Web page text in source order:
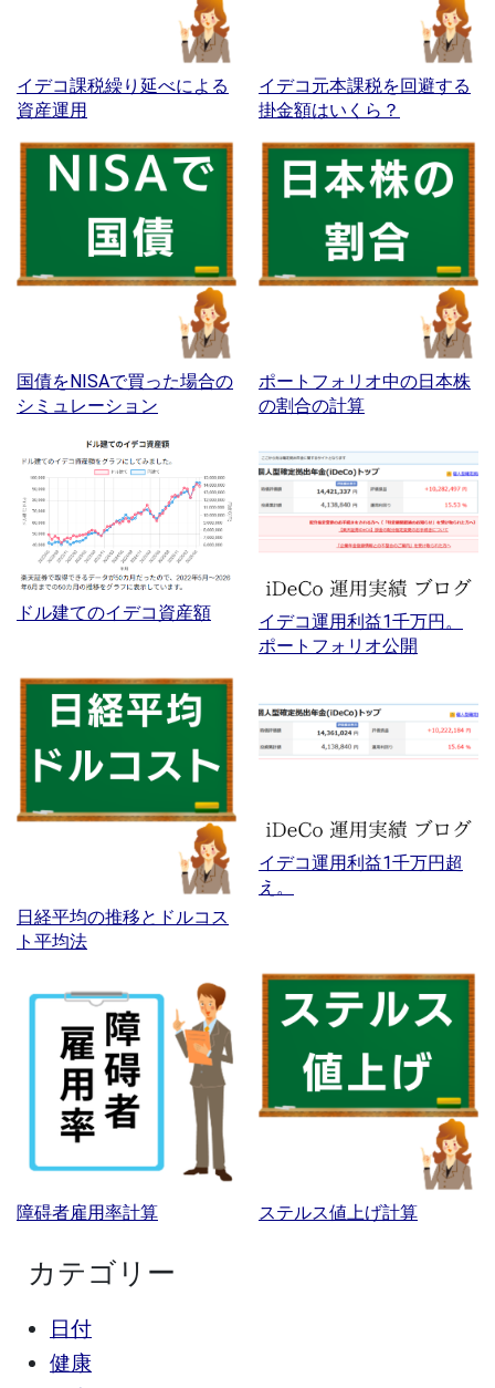
イデコ課税繰り延べによる
資産運用
イデコ元本課税を回避する
掛金額はいくら？
国債をNISAで買った場合の
シミュレーション
ポートフォリオ中の日本株
の割合の計算
ドル建てのイデコ資産額
イデコ運用利益1千万円。
ポートフォリオ公開
日経平均の推移とドルコス
ト平均法
イデコ運用利益1千万円超
え。
障碍者雇用率計算 ステルス値上げ計算
カテゴリー
日付
健康